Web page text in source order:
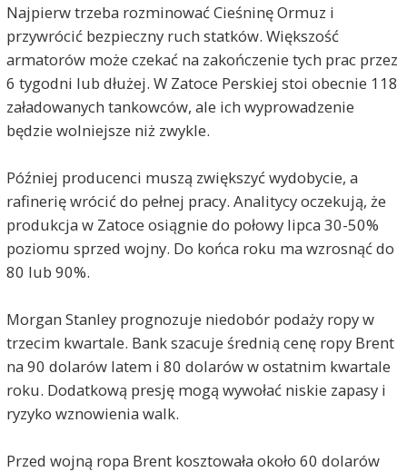
Najpierw trzeba rozminować Cieśninę Ormuz i
przywrócić bezpieczny ruch statków. Większość
armatorów może czekać na zakończenie tych prac przez
6 tygodni lub dłużej. W Zatoce Perskiej stoi obecnie 118
załadowanych tankowców, ale ich wyprowadzenie
będzie wolniejsze niż zwykle.
Później producenci muszą zwiększyć wydobycie, a
rafinerię wrócić do pełnej pracy. Analitycy oczekują, że
produkcja w Zatoce osiągnie do połowy lipca 30-50%
poziomu sprzed wojny. Do końca roku ma wzrosnąć do
80 lub 90%.
Morgan Stanley prognozuje niedobór podaży ropy w
trzecim kwartale. Bank szacuje średnią cenę ropy Brent
na 90 dolarów latem i 80 dolarów w ostatnim kwartale
roku. Dodatkową presję mogą wywołać niskie zapasy i
ryzyko wznowienia walk.
Przed wojną ropa Brent kosztowała około 60 dolarów